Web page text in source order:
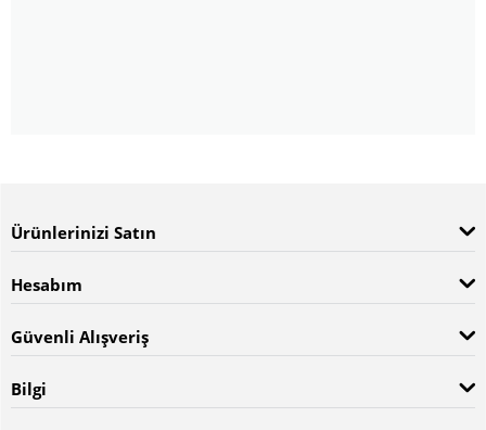
Ürünlerinizi Satın
Hesabım
Güvenli Alışveriş
Bilgi